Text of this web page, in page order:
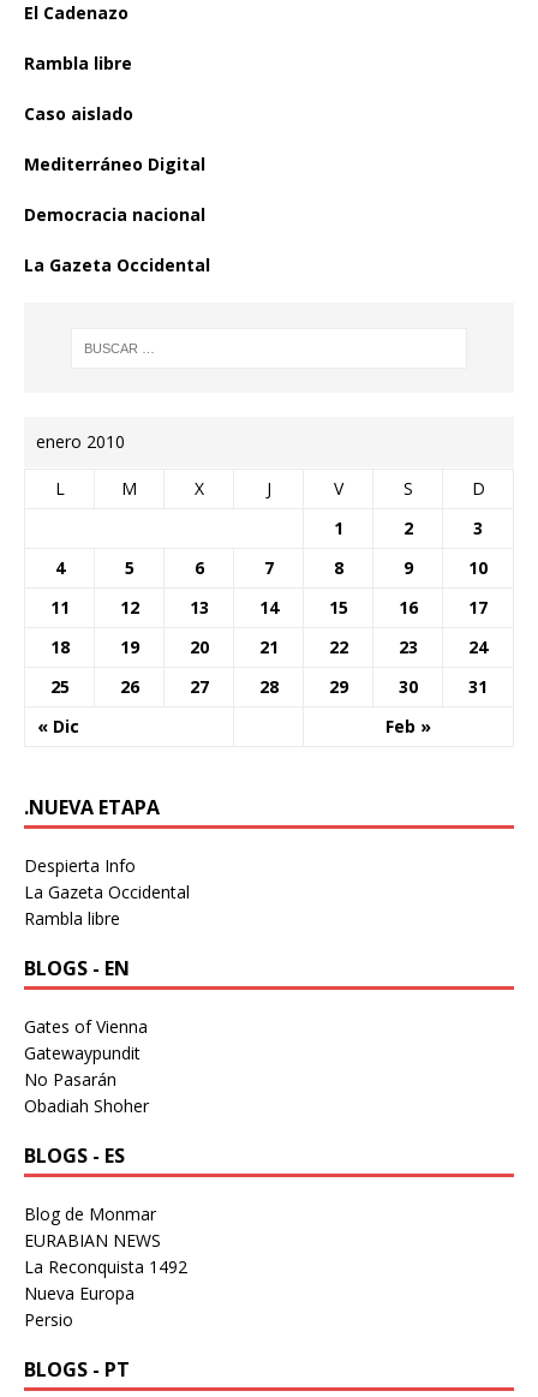
El Cadenazo
Rambla libre
Caso aislado
Mediterráneo Digital
Democracia nacional
La Gazeta Occidental
enero 2010
L M X J V S D
« Dic Feb »
1 2
3
4
5 6 7 8 9
10
11
12 13 14 15 16
17
18
19 20 21 22 23
24
25
26 27 28 29 30 31
.NUEVA ETAPA
Despierta Info
La Gazeta Occidental
Rambla libre
BLOGS - EN
Gates of Vienna
Gatewaypundit
No Pasarán
Obadiah Shoher
BLOGS - ES
Blog de Monmar
EURABIAN NEWS
La Reconquista 1492
Nueva Europa
Persio
BLOGS - PT